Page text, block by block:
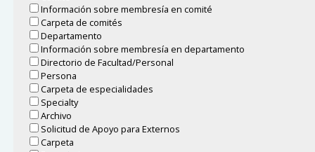
Información sobre membresía en comité
Carpeta de comités
Departamento
Información sobre membresía en departamento
Directorio de Facultad/Personal
Persona
Carpeta de especialidades
Specialty
Archivo
Solicitud de Apoyo para Externos
Carpeta